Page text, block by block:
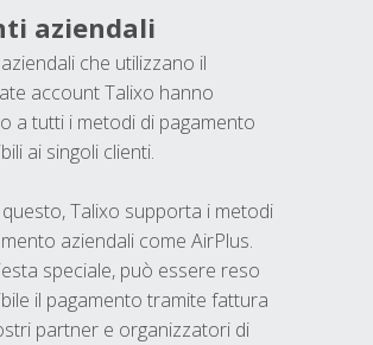
aziendali
che utilizzano il
account Talixo hanno
a tutti i metodi di pagamento
ai singoli clienti.
Talixo supporta i metodi
aziendali come AirPlus.
speciale, può essere reso
il pagamento tramite fattura
partner e organizzatori di